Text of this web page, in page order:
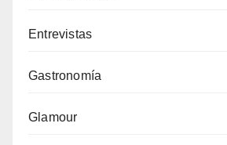
Entrevistas
Gastronomía
Glamour